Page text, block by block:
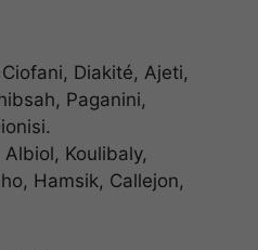
Diakité, Ajeti,
Paganini,
Koulibaly,
Hamsik, Callejon,